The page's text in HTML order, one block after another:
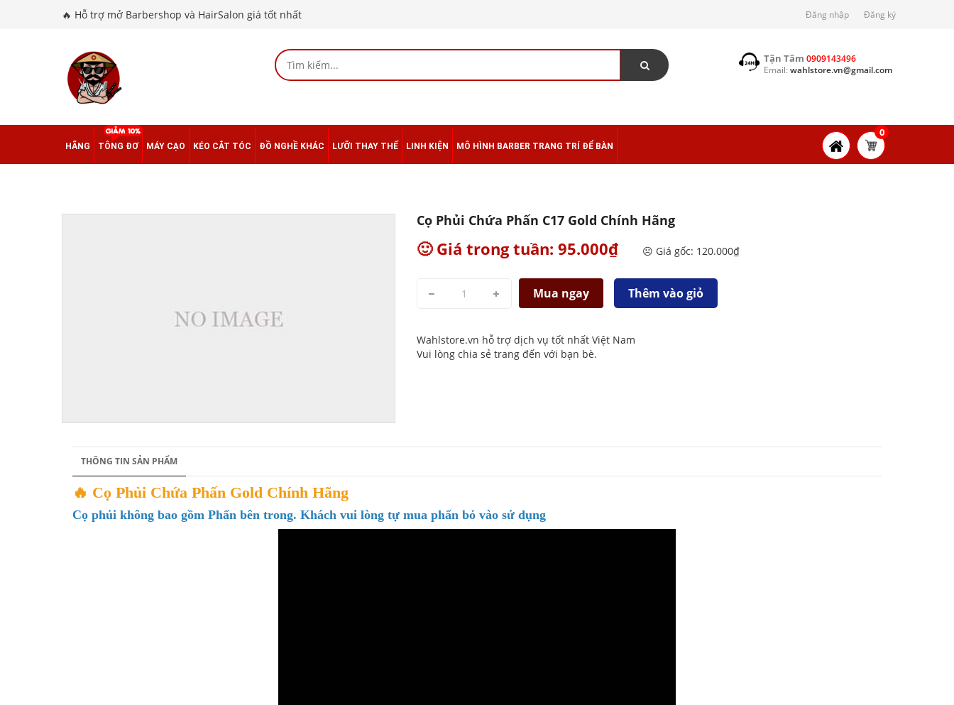
🔥 Hỗ trợ mở Barbershop và HairSalon giá tốt nhất Đăng nhập Đăng ký
Tận Tâm 0909143496
Email: wahlstore.vn@gmail.com
HÃNG TÔNG ĐƠ MÁY CẠO KÉO CẮT TÓC ĐỒ NGHỀ KHÁC LƯỠI THAY THẾ LINH KIỆN MÔ HÌNH BARBER TRANG TRÍ ĐỂ BÀN
0
Cọ Phủi Chứa Phấn C17 Gold Chính Hãng
🙂 Giá trong tuần: 95.000₫ ☹️ Giá gốc: 120.000₫
Thêm vào giỏ
Mua ngay
Wahlstore.vn hỗ trợ dịch vụ tốt nhất Việt Nam
Vui lòng chia sẻ trang đến với bạn bè.
THÔNG TIN SẢN PHẨM
🔥 Cọ Phủi Chứa Phấn Gold Chính Hãng
Cọ phủi không bao gồm Phấn bên trong. Khách vui lòng tự mua phấn bỏ vào sử dụng